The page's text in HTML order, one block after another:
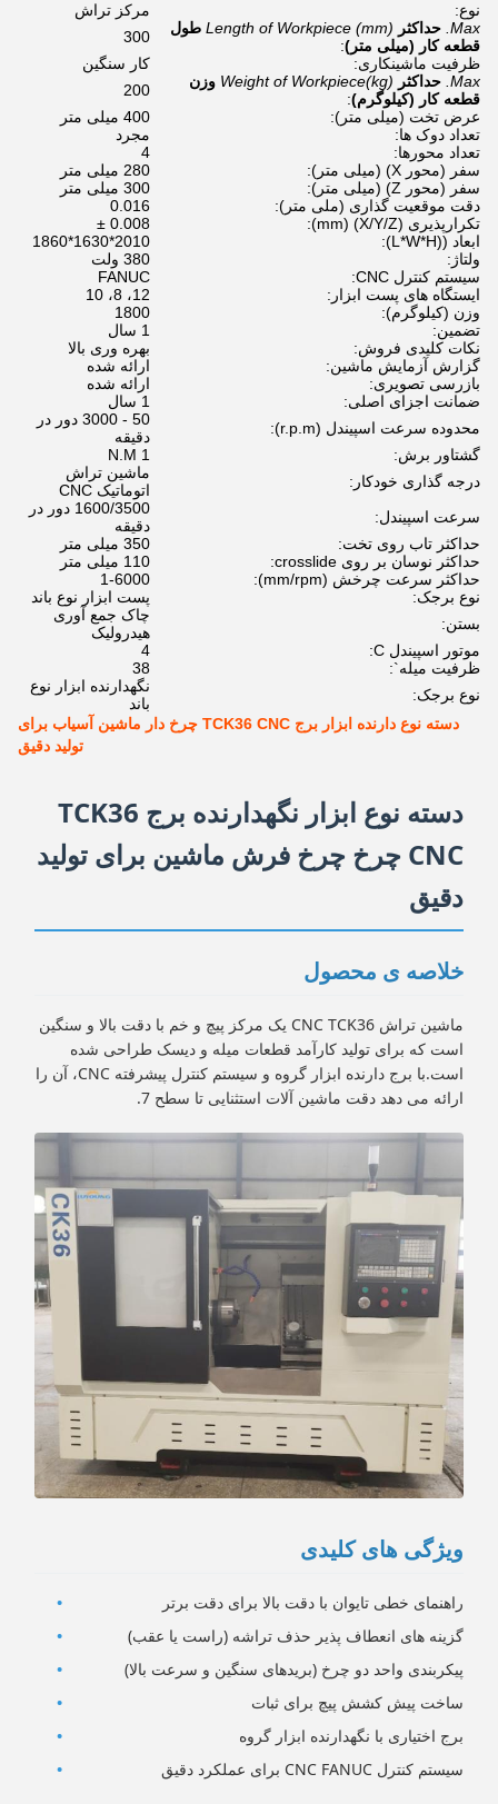
نوع:
مرکز تراش
Max. حداکثر Length of Workpiece (mm) طول
قطعه کار (میلی متر):
300
ظرفیت ماشینکاری:
کار سنگین
Max. حداکثر Weight of Workpiece(kg) وزن
قطعه کار (کیلوگرم):
200
عرض تخت (میلی متر):
400 میلی متر
تعداد دوک ها:
مجرد
تعداد محورها:
4
سفر (محور X) (میلی متر):
280 میلی متر
سفر (محور Z) (میلی متر):
300 میلی متر
دقت موقعیت گذاری (ملی متر):
0.016
تکرارپذیری (X/Y/Z) (mm):
0.008 ±
ابعاد ((L*W*H):
2010*1630*1860
ولتاژ:
380 ولت
سیستم کنترل CNC:
FANUC
ایستگاه های پست ابزار:
12، 8، 10
وزن (کیلوگرم):
1800
تضمین:
1 سال
نکات کلیدی فروش:
بهره وری بالا
گزارش آزمایش ماشین:
ارائه شده
بازرسی تصویری:
ارائه شده
ضمانت اجزای اصلی:
1 سال
محدوده سرعت اسپیندل (r.p.m):
50 - 3000 دور در
دقیقه
گشتاور برش:
1 N.M
درجه گذاری خودکار:
ماشین تراش
اتوماتیک CNC
سرعت اسپیندل:
1600/3500 دور در
دقیقه
حداکثر تاب روی تخت:
350 میلی متر
حداکثر نوسان بر روی crosslide:
110 میلی متر
حداکثر سرعت چرخش (mm/rpm):
1-6000
نوع برجک:
پست ابزار نوع باند
بستن:
چاک جمع آوری
هیدرولیک
موتور اسپیندل C:
4
ظرفیت میله`:
38
نوع برجک:
نگهدارنده ابزار نوع
باند
دسته نوع دارنده ابزار برج TCK36 CNC چرخ دار ماشین آسیاب برای
تولید دقیق
دسته نوع ابزار نگهدارنده برج TCK36
CNC چرخ چرخ فرش ماشین برای تولید
دقیق
خلاصه ی محصول
ماشین تراش CNC TCK36 یک مرکز پیچ و خم با دقت بالا و سنگین
است که برای تولید کارآمد قطعات میله و دیسک طراحی شده
است.با برج دارنده ابزار گروه و سیستم کنترل پیشرفته CNC، آن را
ارائه می دهد دقت ماشین آلات استثنایی تا سطح 7.
ویژگی های کلیدی
راهنمای خطی تایوان با دقت بالا برای دقت برتر
گزینه های انعطاف پذیر حذف تراشه (راست یا عقب)
پیکربندی واحد دو چرخ (بریدهای سنگین و سرعت بالا)
ساخت پیش کشش پیچ برای ثبات
برج اختیاری با نگهدارنده ابزار گروه
سیستم کنترل CNC FANUC برای عملکرد دقیق